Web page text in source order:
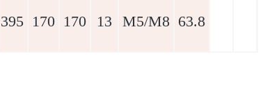
395 170 170 13 M5/M8 63.8